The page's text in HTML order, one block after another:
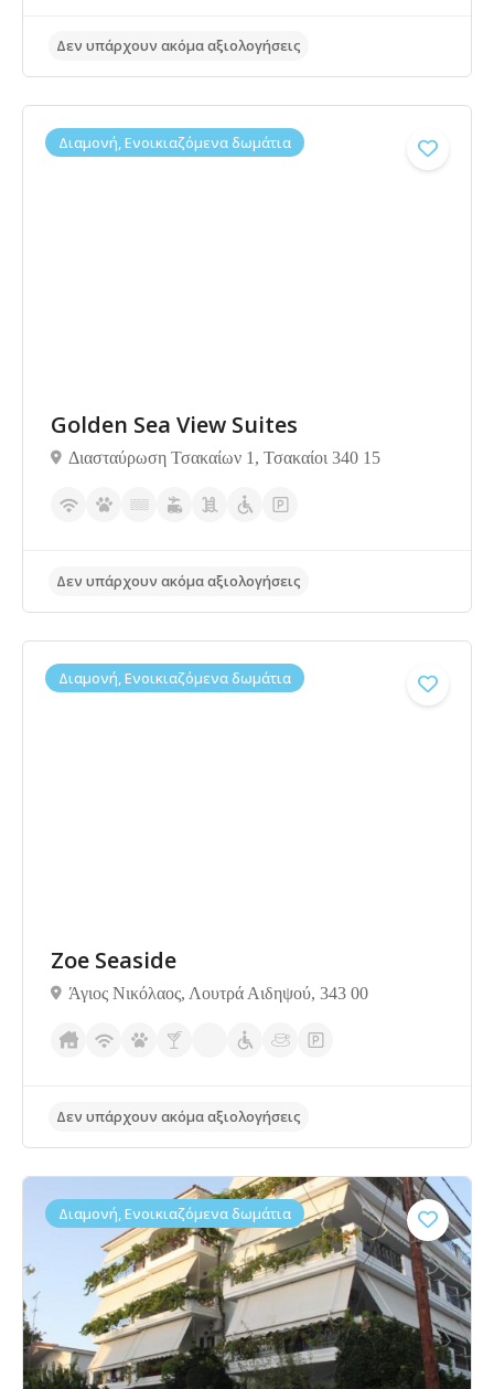
Δεν υπάρχουν ακόμα αξιολογήσεις
Διαμονή, Ενοικιαζόμενα δωμάτια
Golden Sea View Suites
Διασταύρωση Τσακαίων 1, Τσακαίοι 340 15
Διαμονή, Ενοικιαζόμενα δωμάτια
Zoe Seaside
Άγιος Νικόλαος, Λουτρά Αιδηψού, 343 00
Διαμονή, Ενοικιαζόμενα δωμάτια